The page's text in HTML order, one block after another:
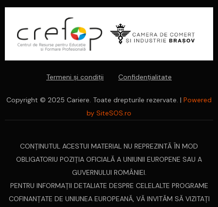
Copyright © 2025 Cariere. Toate drepturile rezervate. | Powered
by SiteSOS.ro
Termeni și condiții Confidențialitate
CONŢINUTUL ACESTUI MATERIAL NU REPREZINTĂ ÎN MOD
OBLIGATORIU POZIŢIA OFICIALĂ A UNIUNII EUROPENE SAU A
GUVERNULUI ROMÂNIEI.
PENTRU INFORMAŢII DETALIATE DESPRE CELELALTE PROGRAME
COFINANŢATE DE UNIUNEA EUROPEANĂ, VĂ INVITĂM SĂ VIZITAŢI